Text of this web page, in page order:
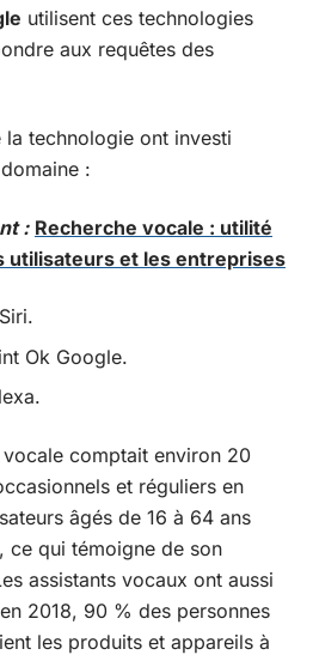
utilisent ces technologies
aux requêtes des
la technologie ont investi
:
: Recherche vocale : utilité
utilisateurs et les entreprises
Ok Google.
comptait environ 20
et réguliers en
âgés de 16 à 64 ans
ce qui témoigne de son
assistants vocaux ont aussi
2018, 90 % des personnes
les produits et appareils à